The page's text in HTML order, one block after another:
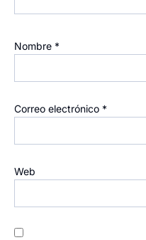
Nombre *
Correo electrónico *
Web